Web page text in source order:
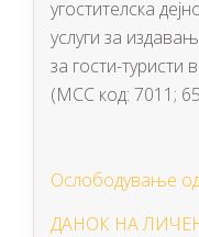
угостителска
услуги за
за гости-
(МСС код: 7011;
Ослободување
ДАНОК НА